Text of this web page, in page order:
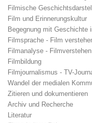
Filmische
Film und Erinnerungskultur
Begegnung mit Geschichte
Filmsprache - Film
Filmanalyse - Filmverstehen
Filmbildung
Filmjournalismus - TV-
Wandel der medialen
Zitieren und dokumentieren
Archiv und Recherche
Literatur